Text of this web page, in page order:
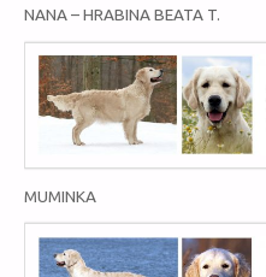
NANA – HRABINA BEATA T.
MUMINKA